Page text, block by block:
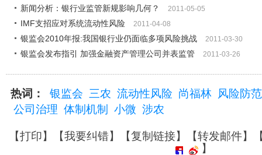
新闻分析：银行业监管新规影响几何？ 2011-05-05
IMF支招应对系统流动性风险 2011-04-08
银监会2010年报:我国银行业仍面临多项风险挑战 2011-03-30
银监会发布指引 加强金融资产管理公司并表监管 2011-03-26
热词： 银监会 三农 流动性风险 尚福林
风险防范
公司治理 体制机制 小微 涉农
【打印】【我要纠错】【复制链接】【转发邮件】
】